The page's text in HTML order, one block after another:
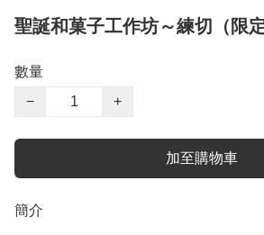
聖誕和菓子工作坊～練切（限定
數量
−
+
加至購物車
簡介